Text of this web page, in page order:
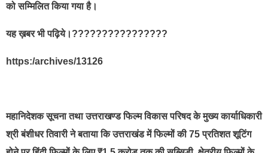
को सम्मिलित किया गया है।
यह ख़बर भी पढ़िये।????????????????
https:/archives/13126
महानिदेशक सूचना तथा उत्तराखण्ड फिल्म विकास परिषद के मुख्य कार्याधिकारी
श्री बंशीधर तिवारी ने बताया कि उत्तराखंड में फिल्मों की 75 प्रतिशत शूटिंग